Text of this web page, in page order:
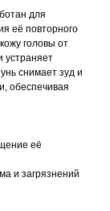
для
её повторного
головы от
устраняет
снимает зуд и
обеспечивая
её
и загрязнений